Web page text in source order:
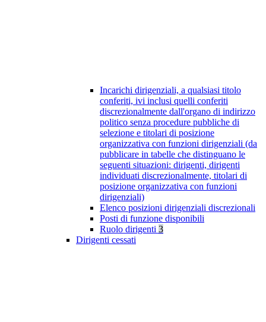
Incarichi dirigenziali, a qualsiasi titolo
conferiti, ivi inclusi quelli conferiti
discrezionalmente dall'organo di indirizzo
politico senza procedure pubbliche di
selezione e titolari di posizione
organizzativa con funzioni dirigenziali (da
pubblicare in tabelle che distinguano le
seguenti situazioni: dirigenti, dirigenti
individuati discrezionalmente, titolari di
posizione organizzativa con funzioni
dirigenziali)
Elenco posizioni dirigenziali discrezionali
Posti di funzione disponibili
Ruolo dirigenti 3
Dirigenti cessati